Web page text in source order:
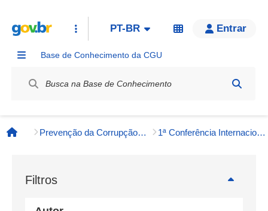
PT-BR Entrar
Base de Conhecimento da CGU
Página inicial
Prevenção da Corrupção, Integridade e Transparência Pública 1ª Conferência Internacional de Promoção da Integridade
Filtros